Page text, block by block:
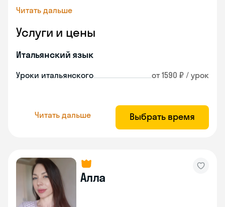
Читать дальше
Услуги и цены
Итальянский язык
Уроки итальянского от 1590 ₽ / урок
Читать дальше Выбрать время
Алла